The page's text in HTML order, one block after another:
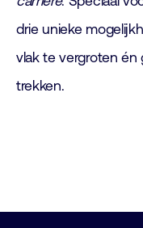
drie unieke
vlak te vergroten
trekken.